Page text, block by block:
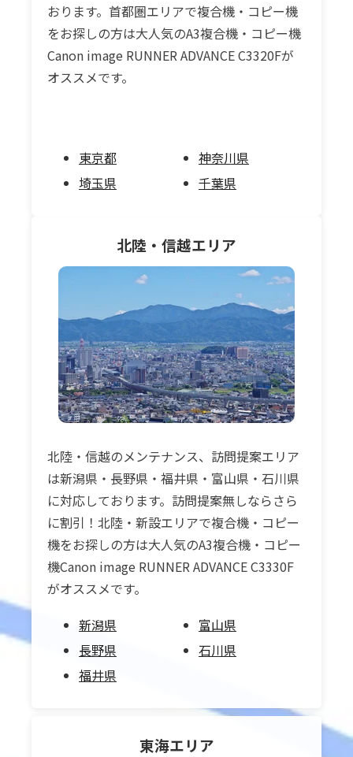
おります。首都圏エリアで複合機・コピー機
をお探しの方は大人気のA3複合機・コピー機
Canon image RUNNER ADVANCE C3320Fが
オススメです。
東京都
埼玉県
神奈川県
千葉県
北陸・信越エリア
北陸・信越のメンテナンス、訪問提案エリア
は新潟県・長野県・福井県・富山県・石川県
に対応しております。訪問提案無しならさら
に割引！北陸・新設エリアで複合機・コピー
機をお探しの方は大人気のA3複合機・コピー
機Canon image RUNNER ADVANCE C3330F
がオススメです。
新潟県
長野県
福井県
富山県
石川県
東海エリア